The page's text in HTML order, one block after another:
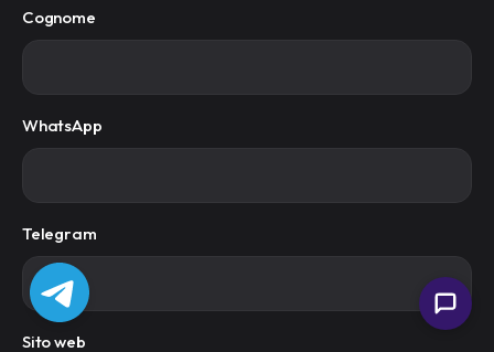
Cognome
WhatsApp
Telegram
Sito web